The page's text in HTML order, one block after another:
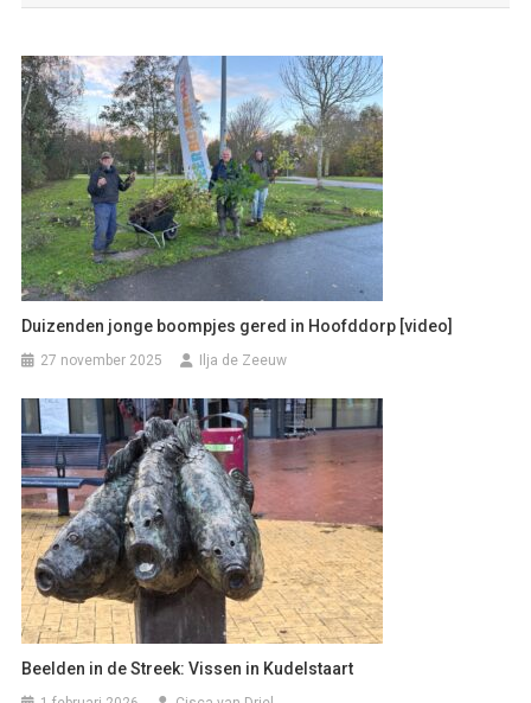
Duizenden jonge boompjes gered in Hoofddorp [video]
27 november 2025 Ilja de Zeeuw
Beelden in de Streek: Vissen in Kudelstaart